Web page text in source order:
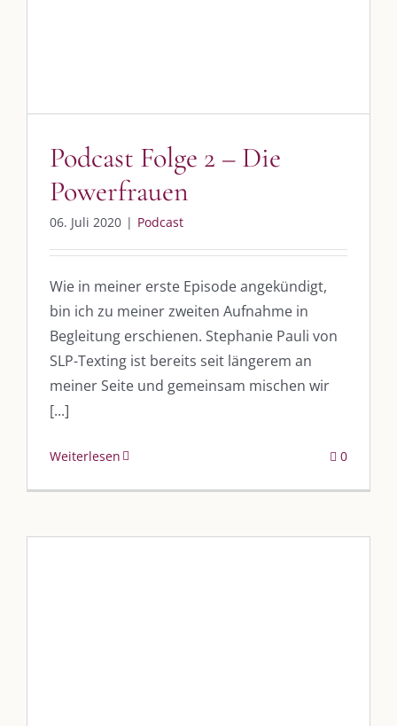
Podcast Folge 2 – Die
Powerfrauen
06. Juli 2020 | Podcast
Wie in meiner erste Episode angekündigt,
bin ich zu meiner zweiten Aufnahme in
Begleitung erschienen. Stephanie Pauli von
SLP-Texting ist bereits seit längerem an
meiner Seite und gemeinsam mischen wir
[...]
Weiterlesen 0